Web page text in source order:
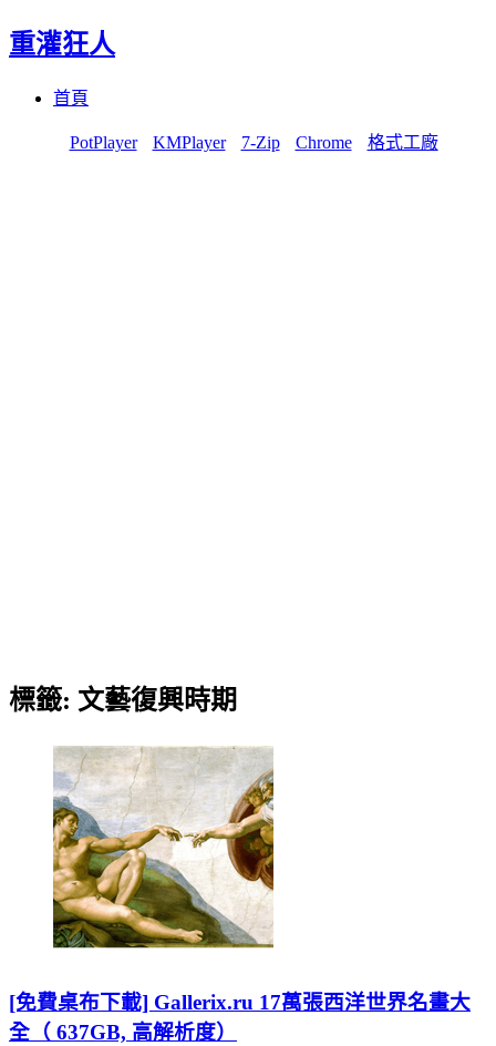
重灌狂人
首頁
PotPlayer KMPlayer 7-Zip Chrome 格式工廠
標籤: 文藝復興時期
[免費桌布下載] Gallerix.ru 17萬張西洋世界名畫大
全（ 637GB, 高解析度）